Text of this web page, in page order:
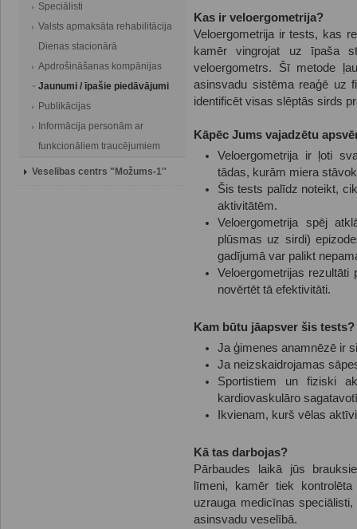
Speciālisti
Valsts apmaksāta rehabilitācija
Dienas stacionārā
Apdrošināšanas kompānijas
Jaunumi / īpašie piedāvājumi
Publikācijas
Informācija personām ar
funkcionāliem traucējumiem
Veselības centrs "Možums-1''
Kas ir veloergometrija?
Veloergometrija ir tests, kas
kamēr vingrojat uz īpaša
veloergometrs. Šī metode
asinsvadu sistēma reaģē uz
identificēt visas slēptās sirds
Kāpēc Jums vajadzētu
Veloergometrija ir ļoti
tādas, kurām miera
Šis tests palīdz noteikt,
aktivitātēm.
Veloergometrija spēj
plūsmas uz sirdi)
gadījumā var palikt
Veloergometrijas
novērtēt tā efektivitāti.
Kam būtu jāapsver šis tests?
Ja ģimenes anamnēzē ir
Ja neizskaidrojamas
Sportistiem un fiziski
kardiovaskulāro
Ikvienam, kurš vēlas
Kā tas darbojas?
Pārbaudes laikā jūs
līmeni, kamēr tiek
uzrauga medicīnas
asinsvadu veselībā.